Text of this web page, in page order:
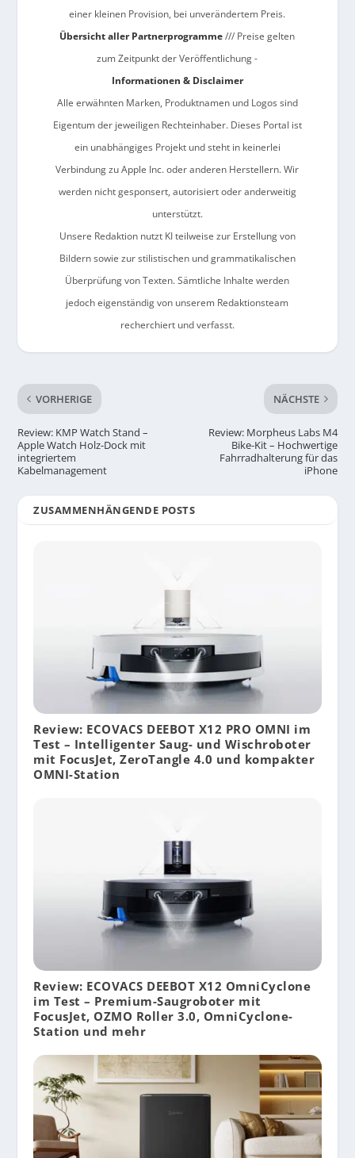
einer kleinen Provision, bei unverändertem Preis.
Übersicht aller Partnerprogramme/// Preise gelten
zum Zeitpunkt der Veröffentlichung -
Informationen & Disclaimer
Alle erwähnten Marken, Produktnamen und Logos sind
Eigentum der jeweiligen Rechteinhaber. Dieses Portal ist
ein unabhängiges Projekt und steht in keinerlei
Verbindung zu Apple Inc. oder anderen Herstellern. Wir
werden nicht gesponsert, autorisiert oder anderweitig
unterstützt.
Unsere Redaktion nutzt KI teilweise zur Erstellung von
Bildern sowie zur stilistischen und grammatikalischen
Überprüfung von Texten. Sämtliche Inhalte werden
jedoch eigenständig von unserem Redaktionsteam
recherchiert und verfasst.
VORHERIGE
Review: KMP Watch Stand –
Apple Watch Holz-Dock mit
integriertem
Kabelmanagement
NÄCHSTE
Review: Morpheus Labs M4
Bike-Kit – Hochwertige
Fahrradhalterung für das
iPhone
ZUSAMMENHÄNGENDE POSTS
Review: ECOVACS DEEBOT X12 PRO OMNI im
Test – Intelligenter Saug- und Wischroboter
mit FocusJet, ZeroTangle 4.0 und kompakter
OMNI-Station
Review: ECOVACS DEEBOT X12 OmniCyclone
im Test – Premium-Saugroboter mit
FocusJet, OZMO Roller 3.0, OmniCyclone-
Station und mehr